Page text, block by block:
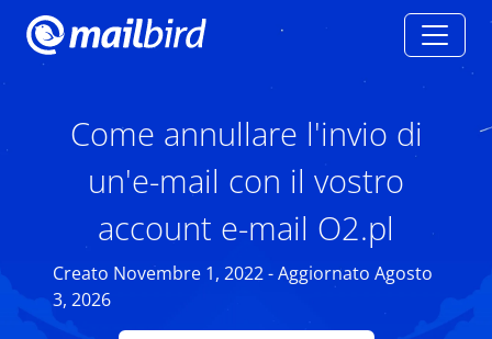
Come annullare l'invio di
un'e-mail con il vostro
account e-mail O2.pl
Creato Novembre 1, 2022 - Aggiornato Agosto
3, 2026